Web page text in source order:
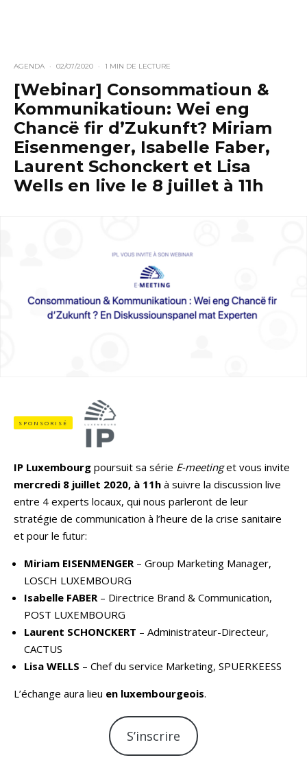
AGENDA · 02/07/2020 · 1 MIN DE LECTURE
[Webinar] Consommatioun &
Kommunikatioun: Wei eng
Chancë fir d’Zukunft? Miriam
Eisenmenger, Isabelle Faber,
Laurent Schonckert et Lisa
Wells en live le 8 juillet à 11h
SPONSORISÉ
IP Luxembourg poursuit sa série E-meetinget vous invite
mercredi 8 juillet 2020, à 11h à suivre la discussion live
entre 4 experts locaux, qui nous parleront de leur
stratégie de communication à l’heure de la crise sanitaire
et pour le futur:
Miriam EISENMENGER – Group Marketing Manager,
LOSCH LUXEMBOURG
Isabelle FABER – Directrice Brand & Communication,
POST LUXEMBOURG
Laurent SCHONCKERT – Administrateur-Directeur,
CACTUS
Lisa WELLS – Chef du service Marketing, SPUERKEESS
L’échange aura lieu en luxembourgeois.
S’inscrire